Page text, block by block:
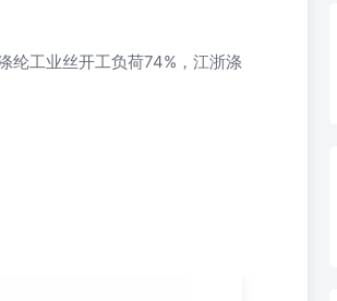
纶工业丝开工负荷74%，江浙涤
晓勤投资咨询从业资格号：